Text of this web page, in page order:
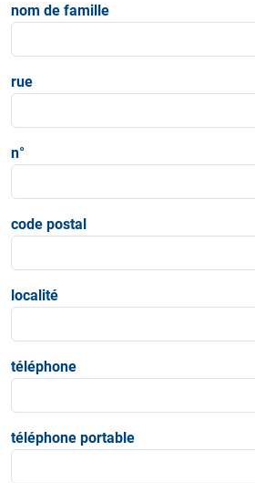
nom de famille
rue
n°
code postal
localité
téléphone
téléphone portable